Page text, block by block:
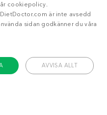
g
cookiepolicy.
är inte avsedd
sidan godkänner du våra
AVVISA ALLT